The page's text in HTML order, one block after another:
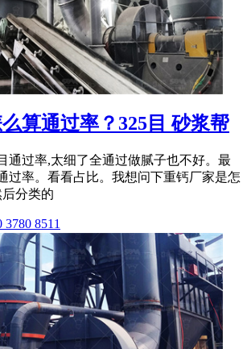
算通过率？325目 砂浆帮
通过率,太细了全通过做腻子也不好。最
过率。看看占比。我想问下重钙厂家是怎
分类的
8511